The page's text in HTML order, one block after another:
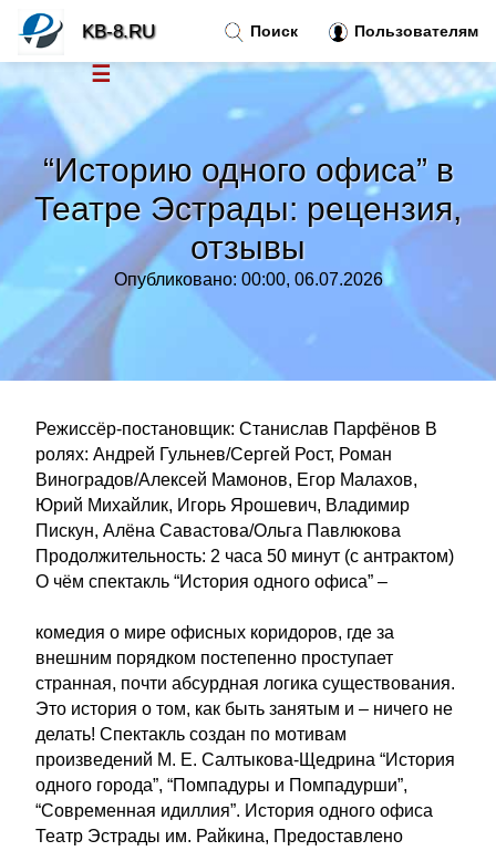
“Историю одного офиса” в
Театре Эстрады: рецензия,
отзывы
Опубликовано: 00:00, 06.07.2026
Режиссёр-постановщик: Станислав Парфёнов В
ролях: Андрей Гульнев/Сергей Рост, Роман
Виноградов/Алексей Мамонов, Егор Малахов,
Юрий Михайлик, Игорь Ярошевич, Владимир
Пискун, Алёна Савастова/Ольга Павлюкова
Продолжительность: 2 часа 50 минут (с антрактом)
О чём спектакль “История одного офиса” –
комедия о мире офисных коридоров, где за
внешним порядком постепенно проступает
странная, почти абсурдная логика существования.
Это история о том, как быть занятым и – ничего не
делать! Спектакль создан по мотивам
произведений М. Е. Салтыкова-Щедрина “История
одного города”, “Помпадуры и Помпадурши”,
“Современная идиллия”. История одного офиса
Театр Эстрады им. Райкина, Предоставлено
Поиск Пользователям
KB-8.RU
☰
Новости
Тренды новостей»
»
Правила »
Контакт»